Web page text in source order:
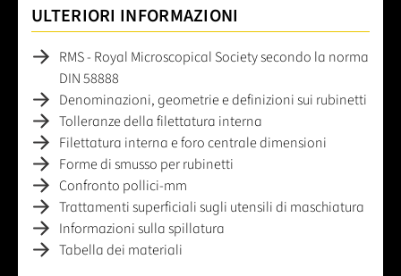
ULTERIORI INFORMAZIONI
RMS - Royal Microscopical Society secondo la norma
DIN 58888
Denominazioni, geometrie e definizioni sui rubinetti
Tolleranze della filettatura interna
Filettatura interna e foro centrale dimensioni
Forme di smusso per rubinetti
Confronto pollici-mm
Trattamenti superficiali sugli utensili di maschiatura
Informazioni sulla spillatura
Tabella dei materiali